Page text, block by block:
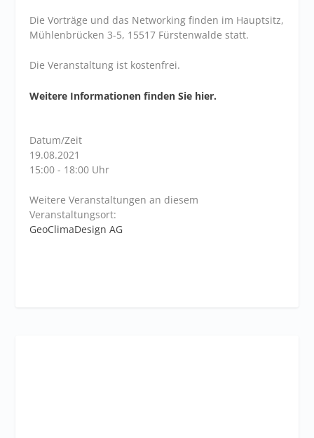
Die Vorträge und das Networking finden im Hauptsitz,
Mühlenbrücken 3-5, 15517 Fürstenwalde statt.
Die Veranstaltung ist kostenfrei.
Weitere Informationen finden Sie hier.
Datum/Zeit
19.08.2021
15:00 - 18:00 Uhr
Weitere Veranstaltungen an diesem
Veranstaltungsort:
GeoClimaDesign AG